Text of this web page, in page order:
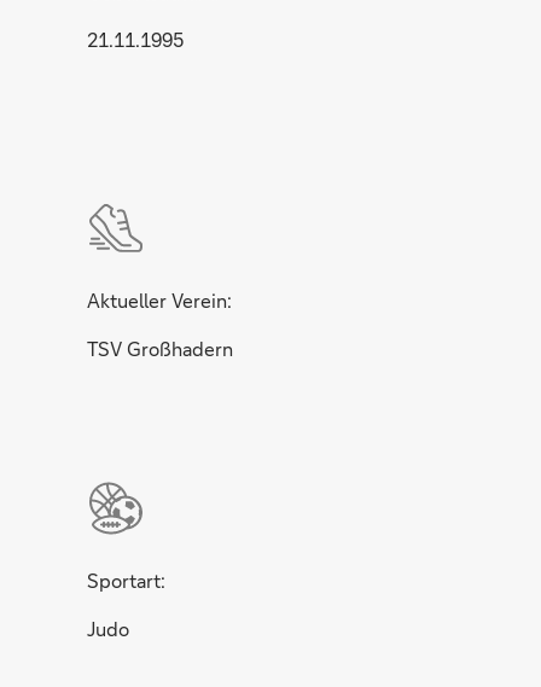
21.11.1995
Aktueller Verein:
TSV Großhadern
Sportart:
Judo